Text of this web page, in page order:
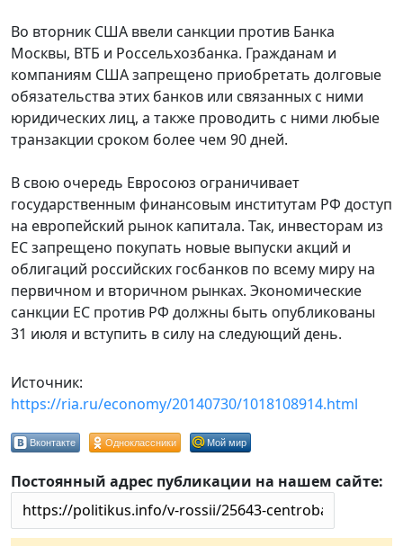
Во вторник США ввели санкции против Банка
Москвы, ВТБ и Россельхозбанка. Гражданам и
компаниям США запрещено приобретать долговые
обязательства этих банков или связанных с ними
юридических лиц, а также проводить с ними любые
транзакции сроком более чем 90 дней.
В свою очередь Евросоюз ограничивает
государственным финансовым институтам РФ доступ
на европейский рынок капитала. Так, инвесторам из
ЕС запрещено покупать новые выпуски акций и
облигаций российских госбанков по всему миру на
первичном и вторичном рынках. Экономические
санкции ЕС против РФ должны быть опубликованы
31 июля и вступить в силу на следующий день.
Источник:
https://ria.ru/economy/20140730/1018108914.html
Вконтакте Одноклассники Мой мир
Постоянный адрес публикации на нашем сайте: